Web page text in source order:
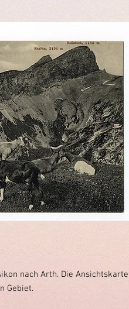
nach Arth. Die Ansichtskarte
Gebiet.